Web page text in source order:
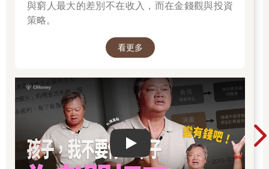
與窮人最大的差別不在收入，而在金錢觀與投資
策略。
看更多
Play video